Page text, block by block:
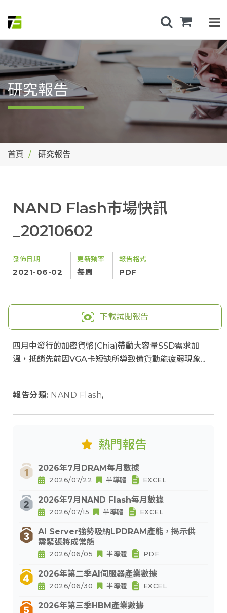
研究報告
首頁 研究報告
NAND Flash市場快訊
_20210602
發佈日期
2021-06-02
更新頻率
每周
報告格式
PDF
下載試閱報告
四月中發行的加密貨幣(Chia)帶動大容量SSD需求加
溫，抵銷先前因VGA卡短缺所導致備貨動能疲弱現象...
報告分類: NAND Flash,
熱門報告
2026年7月DRAM每月數據
2026/07/22 半導體 EXCEL
2026年7月NAND Flash每月數據
2026/07/15 半導體 EXCEL
AI Server強勢吸納LPDRAM產能，揭示供
需緊張將成常態
2026/06/05 半導體 PDF
2026年第二季AI伺服器產業數據
2026/06/30 半導體 EXCEL
2026年第三季HBM產業數據